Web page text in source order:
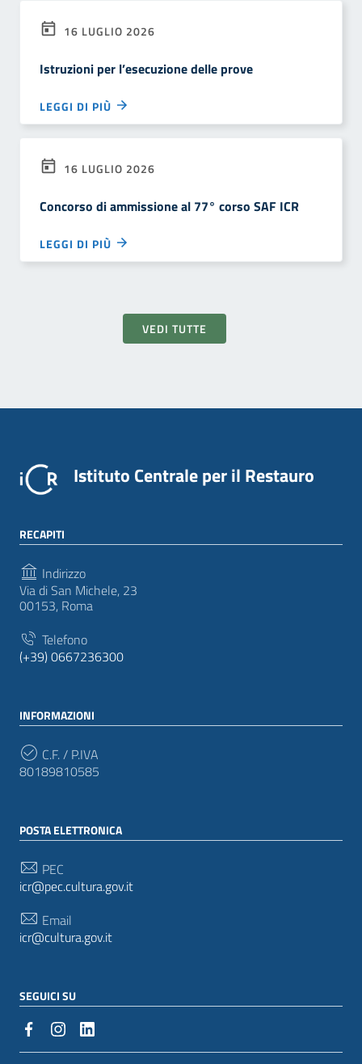
16 LUGLIO 2026
Istruzioni per l’esecuzione delle prove
LEGGI DI PIÙ
16 LUGLIO 2026
Concorso di ammissione al 77° corso SAF ICR
LEGGI DI PIÙ
VEDI TUTTE
Istituto Centrale per il Restauro
RECAPITI
Indirizzo
Via di San Michele, 23
00153, Roma
Telefono
(+39) 0667236300
INFORMAZIONI
C.F. / P.IVA
80189810585
POSTA ELETTRONICA
PEC
icr@pec.cultura.gov.it
Email
icr@cultura.gov.it
SEGUICI SU